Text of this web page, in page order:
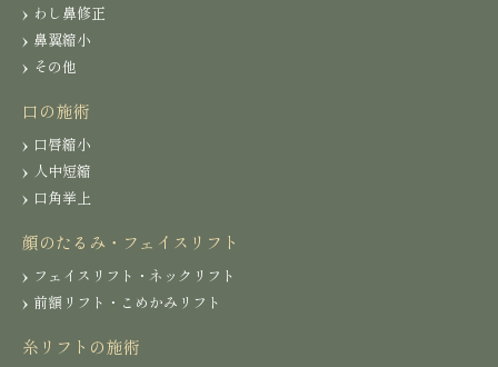
わし鼻修正
鼻翼縮小
その他
口の施術
口唇縮小
人中短縮
口角挙上
顔のたるみ・フェイスリフト
フェイスリフト・ネックリフト
前額リフト・こめかみリフト
糸リフトの施術